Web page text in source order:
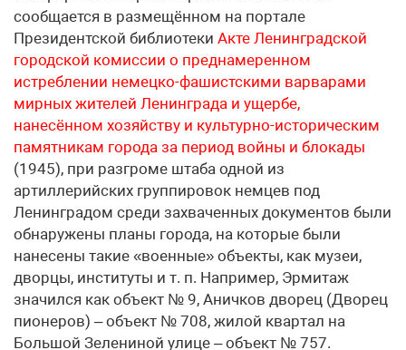
сообщается в размещённом на портале
Президентской библиотеки Акте Ленинградской
городской комиссии о преднамеренном
истреблении немецко-фашистскими варварами
мирных жителей Ленинграда и ущербе,
нанесённом хозяйству и культурно-историческим
памятникам города за период войны и блокады
(1945), при разгроме штаба одной из
артиллерийских группировок немцев под
Ленинградом среди захваченных документов были
обнаружены планы города, на которые были
нанесены такие «военные» объекты, как музеи,
дворцы, институты и т. п. Например, Эрмитаж
значился как объект № 9, Аничков дворец (Дворец
пионеров) – объект № 708, жилой квартал на
Большой Зелениной улице – объект № 757.